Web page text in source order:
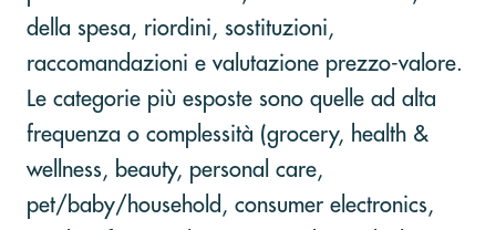
della spesa, riordini, sostituzioni,
raccomandazioni e valutazione prezzo-valore.
Le categorie più esposte sono quelle ad alta
frequenza o complessità (grocery, health &
wellness, beauty, personal care,
pet/baby/household, consumer electronics,